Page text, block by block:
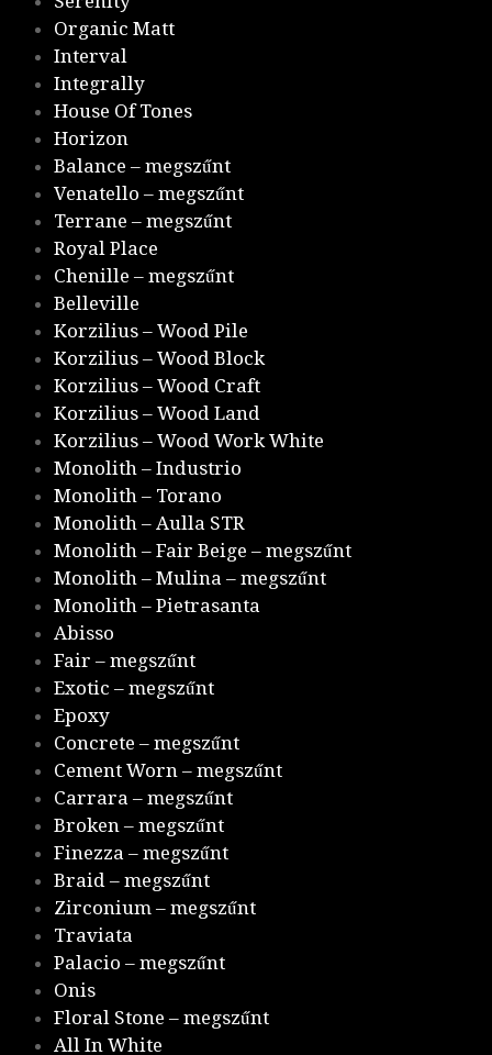
Organic Matt
Interval
Integrally
House Of Tones
Horizon
Balance – megszűnt
Venatello – megszűnt
Terrane – megszűnt
Royal Place
Chenille – megszűnt
Belleville
Korzilius – Wood Pile
Korzilius – Wood Block
Korzilius – Wood Craft
Korzilius – Wood Land
Korzilius – Wood Work White
Monolith – Industrio
Monolith – Torano
Monolith – Aulla STR
Monolith – Fair Beige – megszűnt
Monolith – Mulina – megszűnt
Monolith – Pietrasanta
Abisso
Fair – megszűnt
Exotic – megszűnt
Epoxy
Concrete – megszűnt
Cement Worn – megszűnt
Carrara – megszűnt
Broken – megszűnt
Finezza – megszűnt
Braid – megszűnt
Zirconium – megszűnt
Traviata
Palacio – megszűnt
Onis
Floral Stone – megszűnt
All In White